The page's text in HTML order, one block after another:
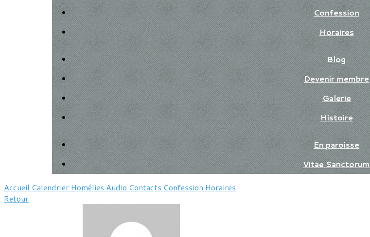
Confession
Horaires
Blog
Devenir membre
Galerie
Histoire
En paroisse
Vitae Sanctorum
Accueil Calendrier Homélies Audio Contacts Confession Horaires
Retour